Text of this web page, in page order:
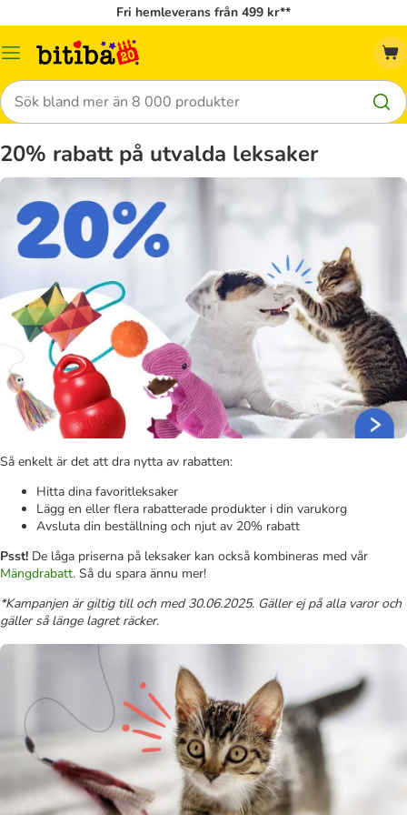
Fri hemleverans från 499 kr**
Meny
Sök
20% rabatt på utvalda leksaker
Så enkelt är det att dra nytta av rabatten:
Hitta dina favoritleksaker
Lägg en eller flera rabatterade produkter i din varukorg
Avsluta din beställning och njut av 20% rabatt
Psst! De låga priserna på leksaker kan också kombineras med vår
Mängdrabatt. Så du spara ännu mer!
*Kampanjen är giltig till och med 30.06.2025. Gäller ej på alla varor och
gäller så länge lagret räcker.